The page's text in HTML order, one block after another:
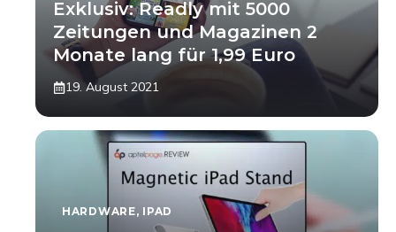
Exklusiv: Readly mit 5000
Zeitungen und Magazinen 2
Monate lang für 1,99 Euro
19. August 2021
HARDWARE, IPAD